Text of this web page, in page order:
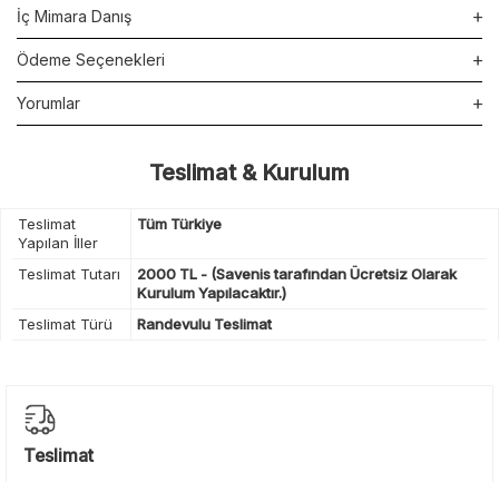
İç Mimara Danış
Ödeme Seçenekleri
Yorumlar
Teslimat & Kurulum
Teslimat
Yapılan İller
Tüm Türkiye
Teslimat Tutarı
2000 TL - (Savenis tarafından Ücretsiz Olarak
Kurulum Yapılacaktır.)
Teslimat Türü
Randevulu Teslimat
Teslimat